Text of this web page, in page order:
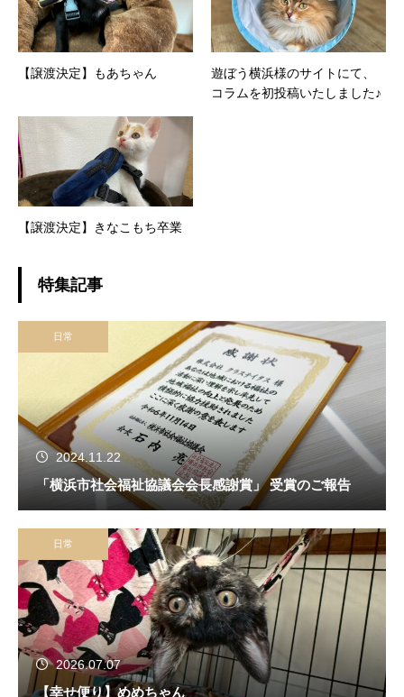
【譲渡決定】もあちゃん
遊ぼう横浜様のサイトにて、
コラムを初投稿いたしました♪
【譲渡決定】きなこもち卒業
特集記事
日常
2024.11.22
「横浜市社会福祉協議会会長感謝賞」 受賞のご報告
日常
2026.07.07
【幸せ便り】めめちゃん